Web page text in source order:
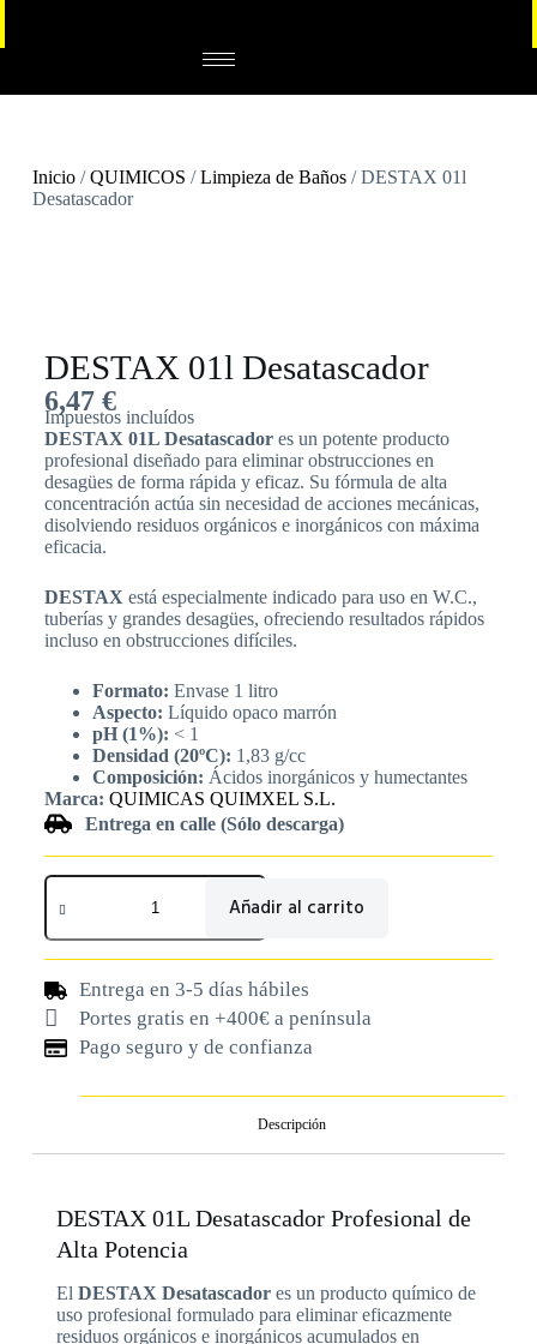
Inicio/QUIMICOS /Limpieza de Baños/ DESTAX 01l
Desatascador
DESTAX 01l Desatascador
6,47 €
Impuestos incluídos
DESTAX 01L Desatascadores un potente producto
profesional diseñado para eliminar obstrucciones en
desagües de forma rápida y eficaz. Su fórmula de alta
concentración actúa sin necesidad de acciones mecánicas,
disolviendo residuos orgánicos e inorgánicos con máxima
eficacia.
DESTAX está especialmente indicado para uso en W.C.,
tuberías y grandes desagües, ofreciendo resultados rápidos
incluso en obstrucciones difíciles.
Formato: Envase 1 litro
Aspecto: Líquido opaco marrón
pH (1%): < 1
Densidad (20ºC): 1,83 g/cc
Composición: Ácidos inorgánicos y humectantes
Marca: QUIMICAS QUIMXEL S.L.
Entrega en calle (Sólo descarga)
Añadir al carrito
Entrega en 3-5 días hábiles
Portes gratis en +400€ a península
Pago seguro y de confianza
Descripción
DESTAX 01L Desatascador Profesional de
Alta Potencia
El DESTAX Desatascadores un producto químico de
uso profesional formulado para eliminar eficazmente
residuos orgánicos e inorgánicos acumulados en